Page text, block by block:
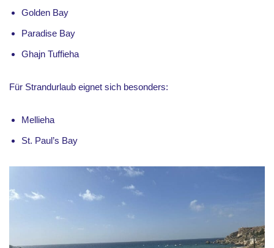
Golden Bay
Paradise Bay
Ghajn Tuffieha
Für Strandurlaub eignet sich besonders:
Mellieha
St. Paul’s Bay